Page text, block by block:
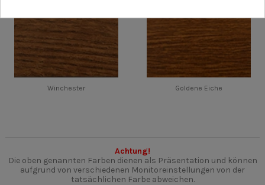
Winchester Goldene Eiche
Achtung!
Die oben genannten Farben dienen als Präsentation und können
aufgrund von verschiedenen Monitoreinstellungen von der
tatsächlichen Farbe abweichen.